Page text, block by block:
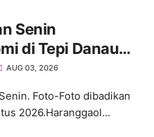
Senin
di Tepi Danau
AUG 03, 2026
Foto-Foto dibadikan
2026.Haranggaol...